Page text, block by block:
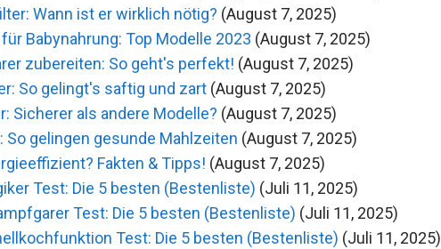
Wann ist er wirklich nötig? (August 7, 2025)
Babynahrung: Top Modelle 2023 (August 7, 2025)
zubereiten: So geht's perfekt! (August 7, 2025)
So gelingt's saftig und zart (August 7, 2025)
Sicherer als andere Modelle? (August 7, 2025)
So gelingen gesunde Mahlzeiten (August 7, 2025)
Fakten & Tipps! (August 7, 2025)
Test: Die 5 besten (Bestenliste) (Juli 11, 2025)
Test: Die 5 besten (Bestenliste) (Juli 11, 2025)
Test: Die 5 besten (Bestenliste) (Juli 11, 2025)